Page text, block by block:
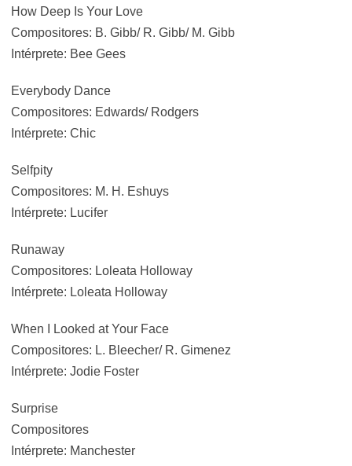
How Deep Is Your Love
Compositores: B. Gibb/ R. Gibb/ M. Gibb
Intérprete: Bee Gees
Everybody Dance
Compositores: Edwards/ Rodgers
Intérprete: Chic
Selfpity
Compositores: M. H. Eshuys
Intérprete: Lucifer
Runaway
Compositores: Loleata Holloway
Intérprete: Loleata Holloway
When I Looked at Your Face
Compositores: L. Bleecher/ R. Gimenez
Intérprete: Jodie Foster
Surprise
Compositores
Intérprete: Manchester